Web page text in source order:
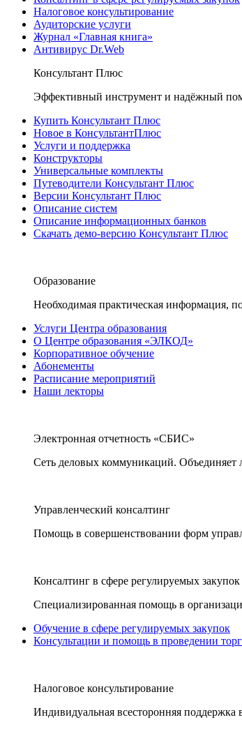
Налоговое консультирование
Аудиторские услуги
Журнал «Главная книга»
Антивирус Dr.Web
Консультант Плюс
Эффективный инструмент и надёжный
Купить Консультант Плюс
Новое в КонсультантПлюс
Услуги и поддержка
Конструкторы
Универсальные комплекты
Путеводители Консультант Плюс
Версии Консультант Плюс
Описание систем
Описание информационных банков
Скачать демо-версию Консультант Плюс
Образование
Необходимая практическая информация,
Услуги Центра образования
О Центре образования «ЭЛКОД»
Корпоративное обучение
Абонементы
Расписание мероприятий
Наши лекторы
Электронная отчетность «СБИС»
Сеть деловых коммуникаций. Объединяет
Управленческий консалтинг
Помощь в совершенствовании форм
Консалтинг в сфере регулируемых закупок
Специализированная помощь в
Обучение в сфере регулируемых закупок
Консультации и помощь в проведении
Налоговое консультирование
Индивидуальная всесторонняя